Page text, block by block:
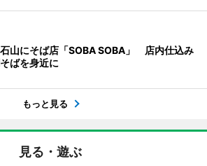
山にそば店「SOBA SOBA」 店内仕込み
ばを身近に
もっと見る
見る・遊ぶ